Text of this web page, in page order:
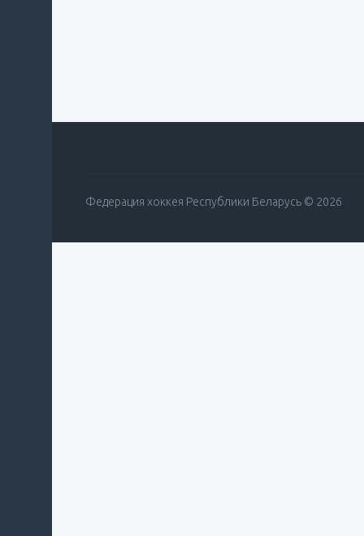
Федерация хоккея Республики Беларусь © 2026